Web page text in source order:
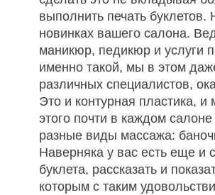
выполнить печать буклетов.
новинках вашего салона.
маникюр, педикюр и услуги
именно такой, мы в этом
различных специалистов,
Это и контурная пластика,
этого почти в каждом
разные виды массажа:
Наверняка у вас есть еще и
буклета, рассказать и
которым с таким